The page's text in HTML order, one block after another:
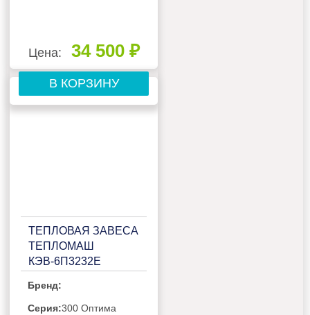
Цена: 34 500 ₽
В КОРЗИНУ
ТЕПЛОВАЯ ЗАВЕСА
ТЕПЛОМАШ
КЭВ-6П3232Е
Бренд:
Серия:300 Оптима